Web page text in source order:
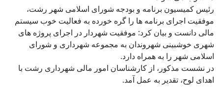
رئیس کمیسیون برنامه و بودجه شورای اسلامی شهر رشت،
موفقیت اجرای برنامه ها را گره خورده به فعالیت خوب سیستم
مالی دانست و بیان کرد: موفقیت شهردار در اجرای پروژه های
شهری خوشبینی شهروندان به مجموعه شهرداری و شورای
اسلامی شهر را به همراه دارد.
در نشست مذکور، از کارشناسان امور مالی شهرداری رشت با
اهدای لوح، تقدیر به عمل آمد.